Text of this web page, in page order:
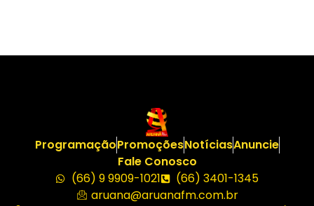
ProgramaçãoPromoçõesNotíciasAnuncie
Fale Conosco
(66) 9 9909-1021
(66) 3401-1345
aruana@aruanafm.com.br